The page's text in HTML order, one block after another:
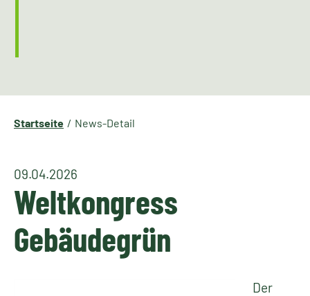
Startseite News-Detail
09.04.2026
Weltkongress
Gebäudegrün
Der